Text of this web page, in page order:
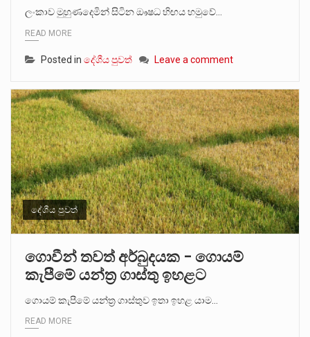
ලංකාව මුහුණදෙමින් සිටින ඖෂධ හිඟය හමුවේ…
READ MORE
Posted in දේශීය පුවත් Leave a comment
දේශීය පුවත්
ගොවීන් තවත් අර්බුදයක – ගොයම්
කැපීමේ යන්ත්‍ර ගාස්තු ඉහළට
ගොයම් කැපීමේ යන්ත්‍ර ගාස්තුව ඉතා ඉහළ යාම…
READ MORE